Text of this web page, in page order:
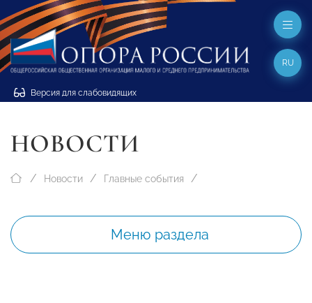
Версия для слабовидящих
RU
НОВОСТИ
Новости Главные события
Меню раздела